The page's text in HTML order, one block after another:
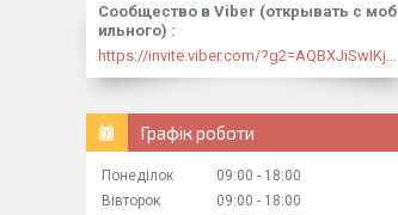
Сообщество в Viber (открывать с моб
ильного)
Графік роботи
Понеділок 09:00
18:00
Вівторок
09:00
18:00